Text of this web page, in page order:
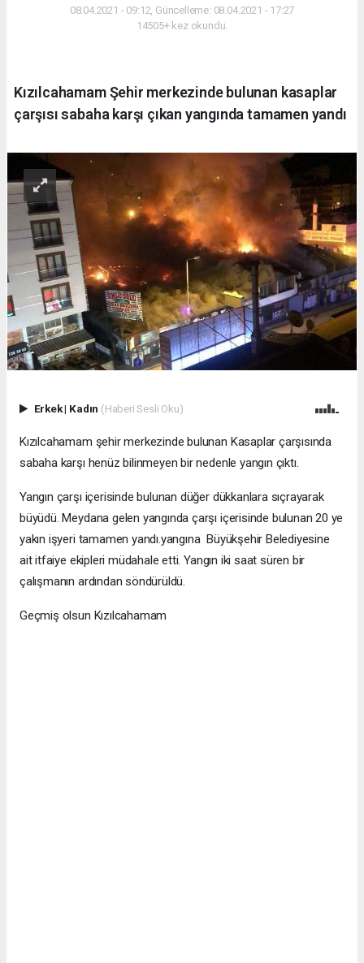
08.04.2021 - 09:12, Güncelleme: 08.04.2021 - 17:27
14505+ kez okundu.
Kızılcahamam Şehir merkezinde bulunan kasaplar
çarşısı sabaha karşı çıkan yangında tamamen yandı
Erkek| Kadın (Haberi Sesli Oku)
Kızılcahamam şehir merkezinde bulunan Kasaplar çarşısında
sabaha karşı henüz bilinmeyen bir nedenle yangın çıktı.
Yangın çarşı içerisinde bulunan düğer dükkanlara sıçrayarak
büyüdü. Meydana gelen yangında çarşı içerisinde bulunan 20 ye
yakın işyeri tamamen yandı.yangına Büyükşehir Belediyesine
ait itfaiye ekipleri müdahale etti. Yangın iki saat süren bir
çalışmanın ardından söndürüldü.
Geçmiş olsun Kızılcahamam